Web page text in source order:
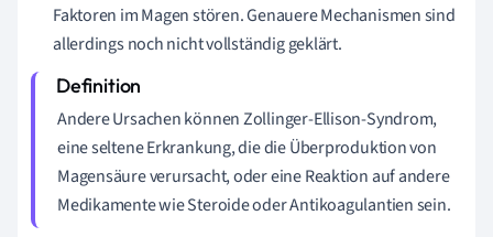
Faktoren im Magen stören. Genauere Mechanismen sind
allerdings noch nicht vollständig geklärt.
Andere Ursachen können Zollinger-Ellison-Syndrom,
eine seltene Erkrankung, die die Überproduktion von
Magensäure verursacht, oder eine Reaktion auf andere
Medikamente wie Steroide oder Antikoagulantien sein.